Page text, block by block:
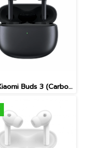
หูฟัง Xiaomi Buds 3 (Carbon Black)